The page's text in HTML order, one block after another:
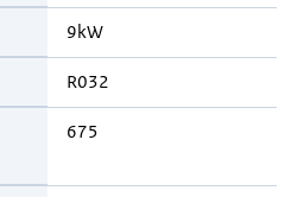
9kW
R032
675